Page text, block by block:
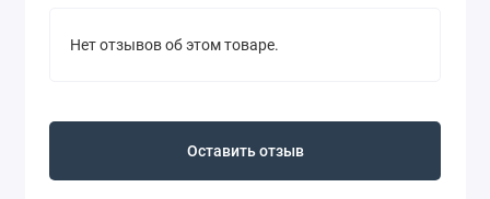
Нет отзывов об этом товаре.
Оставить отзыв